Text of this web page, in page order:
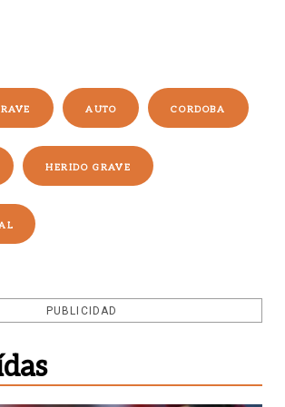
AUTO CORDOBA
HERIDO GRAVE
PUBLICIDAD